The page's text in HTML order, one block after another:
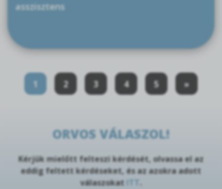
asszisztens
1 2 3 4 5 »
ORVOS VÁLASZOL!
Kérjük mielőtt felteszi kérdését, olvassa el az
eddig feltett kérdéseket, és az azokra adott
válaszokat